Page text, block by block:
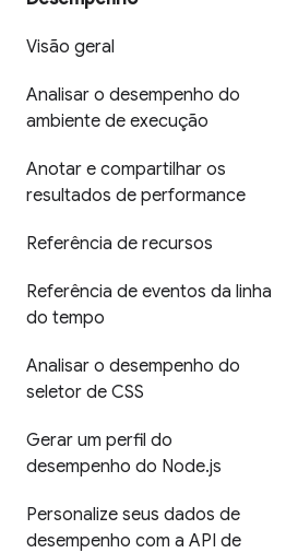
Visão geral
Analisar o desempenho do
ambiente de execução
Anotar e compartilhar os
resultados de performance
Referência de recursos
Referência de eventos da linha
do tempo
Analisar o desempenho do
seletor de CSS
Gerar um perfil do
desempenho do Node.js
Personalize seus dados de
desempenho com a API de